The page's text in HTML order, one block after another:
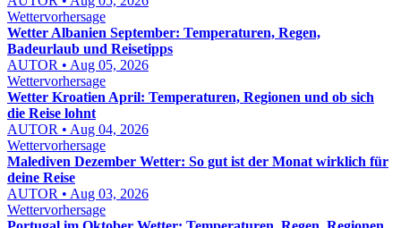
Wettervorhersage
Wetter Albanien September: Temperaturen, Regen,
Badeurlaub und Reisetipps
AUTOR • Aug 05, 2026
Wettervorhersage
Wetter Kroatien April: Temperaturen, Regionen und ob sich
die Reise lohnt
AUTOR • Aug 04, 2026
Wettervorhersage
Malediven Dezember Wetter: So gut ist der Monat wirklich für
deine Reise
AUTOR • Aug 03, 2026
Wettervorhersage